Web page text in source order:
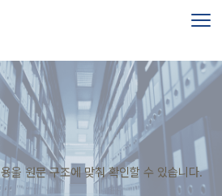
을 원문 구조에 맞춰 확인할 수 있습니다.